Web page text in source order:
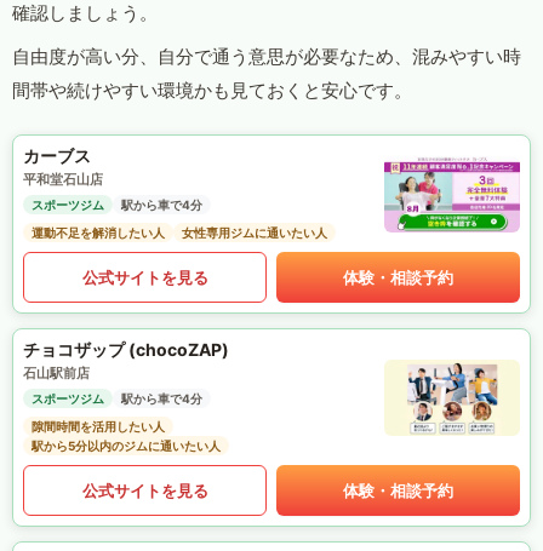
確認しましょう。
自由度が高い分、自分で通う意思が必要なため、混みやすい時
間帯や続けやすい環境かも見ておくと安心です。
カーブス
平和堂石山店
スポーツジム
駅から車で4分
運動不足を解消したい人
女性専用ジムに通いたい人
公式サイトを見る 体験・相談予約
チョコザップ (chocoZAP)
石山駅前店
スポーツジム
駅から車で4分
隙間時間を活用したい人
駅から5分以内のジムに通いたい人
公式サイトを見る 体験・相談予約